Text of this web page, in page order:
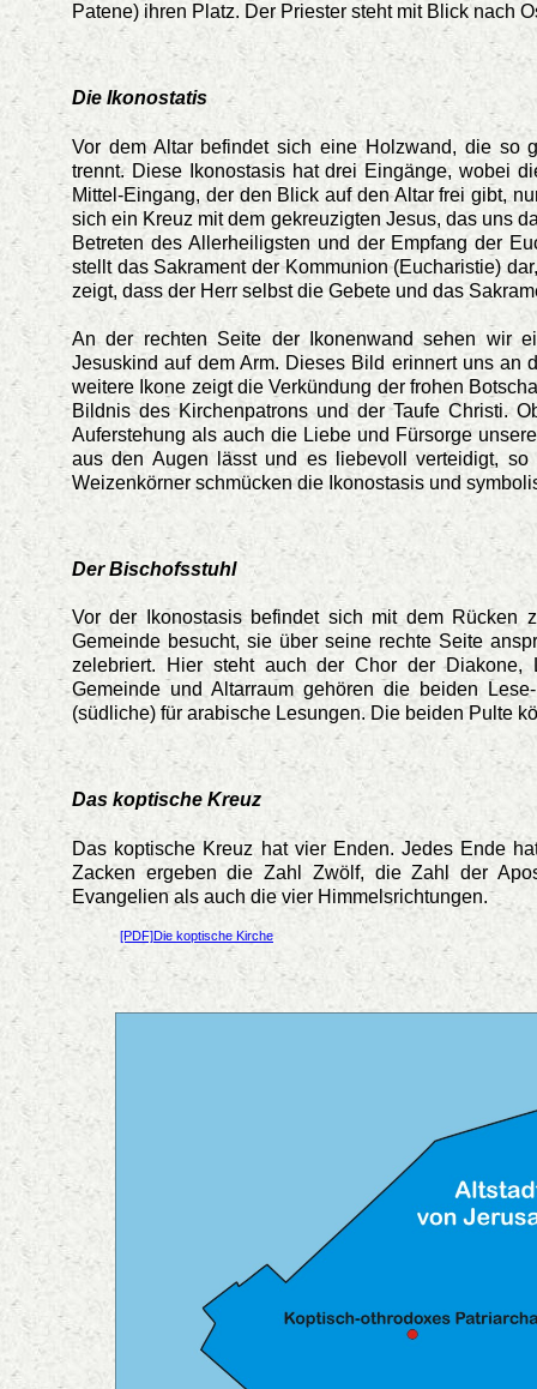
Patene) ihren Platz. Der Priester steht mit Blick nach
Die Ikonostatis
Vor dem Altar befindet sich eine Holzwand, die so
trennt. Diese Ikonostasis hat drei Eingänge, wobei
Mittel-Eingang, der den Blick auf den Altar frei gibt,
sich ein Kreuz mit dem gekreuzigten Jesus, das uns
Betreten des Allerheiligsten und der Empfang der
stellt das Sakrament der Kommunion (Eucharistie)
zeigt, dass der Herr selbst die Gebete und das
An der rechten Seite der Ikonenwand sehen wir
Jesuskind auf dem Arm. Dieses Bild erinnert uns an
weitere Ikone zeigt die Verkündung der frohen
Bildnis des Kirchenpatrons und der Taufe Christi.
Auferstehung als auch die Liebe und Fürsorge
aus den Augen lässt und es liebevoll verteidigt,
Weizenkörner schmücken die Ikonostasis und
Der Bischofsstuhl
Vor der Ikonostasis befindet sich mit dem Rücken
Gemeinde besucht, sie über seine rechte Seite
zelebriert. Hier steht auch der Chor der Diakone,
Gemeinde und Altarraum gehören die beiden
(südliche) für arabische Lesungen. Die beiden Pulte
Das koptische Kreuz
Das koptische Kreuz hat vier Enden. Jedes Ende
Zacken ergeben die Zahl Zwölf, die Zahl der
Evangelien als auch die vier Himmelsrichtungen.
[PDF]Die koptische Kirche